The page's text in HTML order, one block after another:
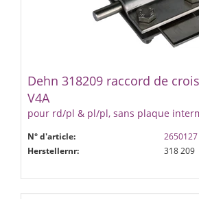
Dehn 318209 raccord de
V4A
pour rd/pl & pl/pl, sans plaque
N° d'article:
2650127
Herstellernr:
318 209